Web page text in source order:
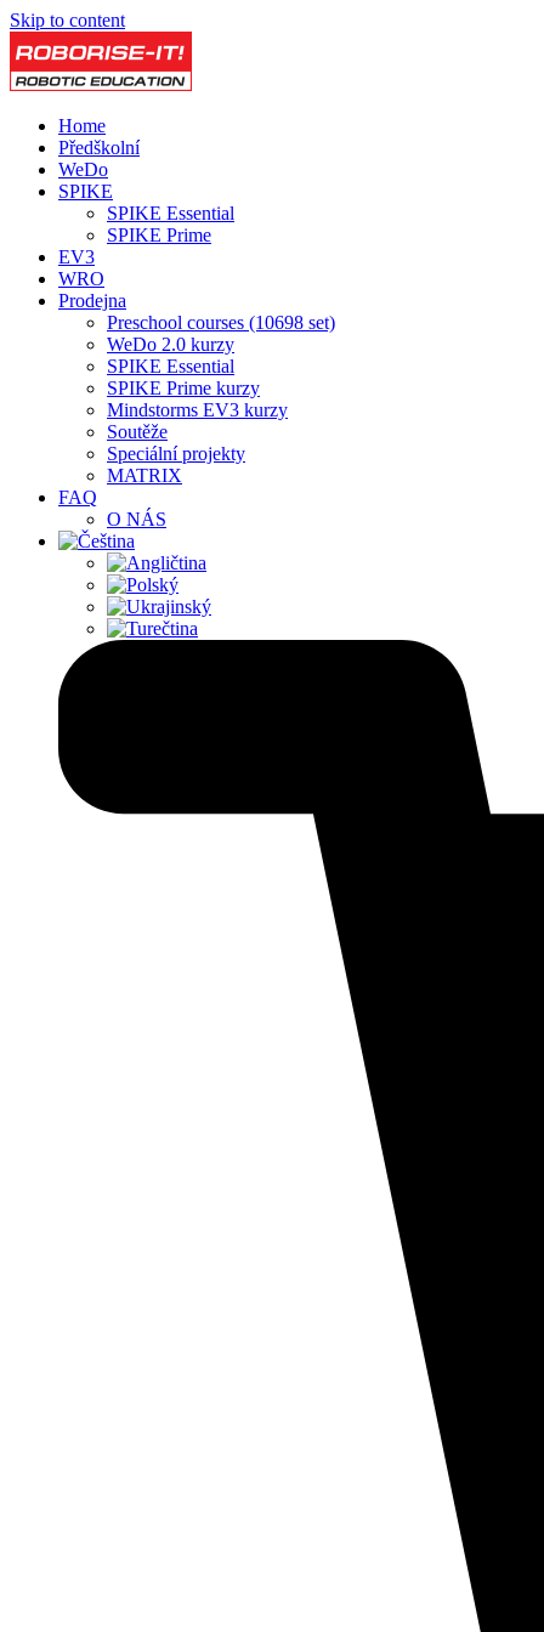
Skip to content
Home
Předškolní
WeDo
SPIKE
SPIKE Essential
SPIKE Prime
EV3
WRO
Prodejna
Preschool courses (10698 set)
WeDo 2.0 kurzy
SPIKE Essential
SPIKE Prime kurzy
Mindstorms EV3 kurzy
Soutěže
Speciální projekty
MATRIX
FAQ
O NÁS